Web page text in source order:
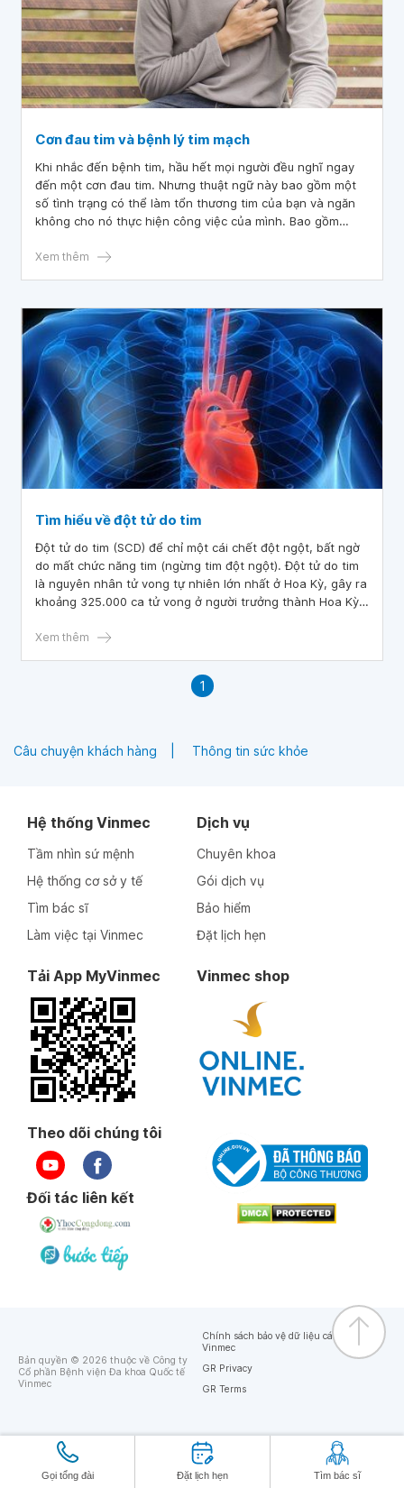
Cơn đau tim và bệnh lý tim mạch
Khi nhắc đến bệnh tim, hầu hết mọi người đều nghĩ ngay
đến một cơn đau tim. Nhưng thuật ngữ này bao gồm một
số tình trạng có thể làm tổn thương tim của bạn và ngăn
không cho nó thực hiện công việc của mình. Bao gồm
suy tim. Tìm hiểu các dấu hiệu cảnh báo và cách xử trí đối
Xem thêm
Tìm hiểu về đột tử do tim
Đột tử do tim (SCD) để chỉ một cái chết đột ngột, bất ngờ
do mất chức năng tim (ngừng tim đột ngột). Đột tử do tim
là nguyên nhân tử vong tự nhiên lớn nhất ở Hoa Kỳ, gây ra
khoảng 325.000 ca tử vong ở người trưởng thành Hoa Kỳ
quan đến tim.
Xem thêm
1
Câu chuyện khách hàng Thông tin sức khỏe
Gọi tổng đài Đặt lịch hẹn Tìm bác sĩ
Hệ thống Vinmec
Tầm nhìn sứ mệnh
Hệ thống cơ sở y tế
Tìm bác sĩ
Làm việc tại Vinmec
Dịch vụ
Chuyên khoa
Gói dịch vụ
Bảo hiểm
Đặt lịch hẹn
Tải App MyVinmec Vinmec shop
Theo dõi chúng tôi
Đối tác liên kết
Bản quyền © 2026 thuộc về Công ty
Cổ phần Bệnh viện Đa khoa Quốc tế
Vinmec
Chính sách bảo vệ dữ liệu cá nhân của
Vinmec
GR Privacy
GR Terms